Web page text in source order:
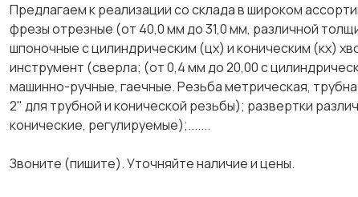
Предлагаем к реализации со склада в широком
фрезы отрезные (от 40,0 мм до 31,0 мм, различной
шпоночные с цилиндрическим (цх) и коническим (кх)
инструмент (сверла; (от 0,4 мм до 20,00 с
машинно-ручные, гаечные. Резьба метрическая,
2" для трубной и конической резьбы); развертки
конические, регулируемые);.......
Звоните (пишите). Уточняйте наличие и цены.